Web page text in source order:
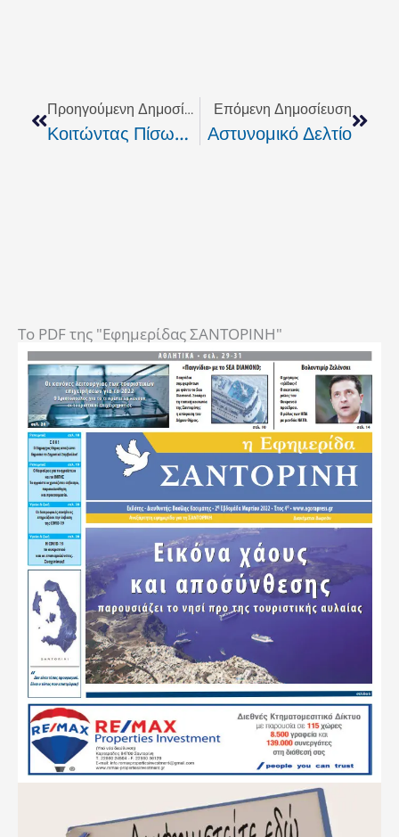
Προηγούμενη Δημοσίευση
Κοιτώντας Πίσω… Βλέπουμε Μπροστά
Επόμενη Δημοσίευση
Αστυνομικό Δελτίο
To PDF της "Εφημερίδας ΣΑΝΤΟΡΙΝΗ"